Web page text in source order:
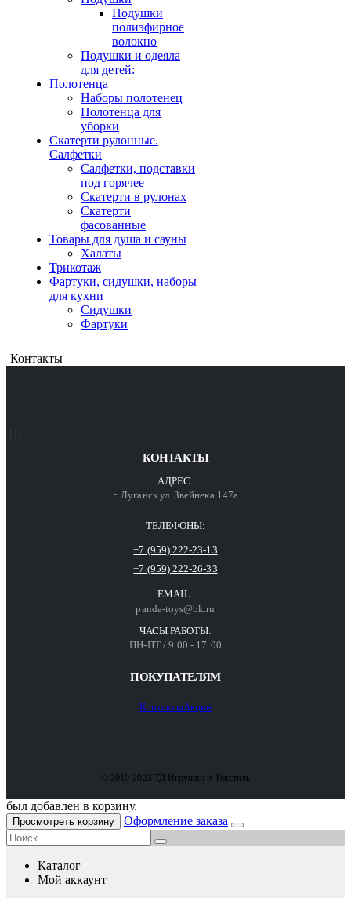
Подушки
полиэфирное
волокно
Подушки и одеяла
для детей:
Полотенца
Наборы полотенец
Полотенца для
уборки
Скатерти рулонные.
Салфетки
Салфетки, подставки
под горячее
Скатерти в рулонах
Скатерти
фасованные
Товары для душа и сауны
Халаты
Трикотаж
Фартуки, сидушки, наборы
для кухни
Сидушки
Фартуки
Контакты
КОНТАКТЫ
АДРЕС:
г. Луганск ул. Звейнека 147а
ТЕЛЕФОНЫ:
+7 (959) 222-23-13
+7 (959) 222-26-33
EMAIL:
panda-toys@bk.ru
ЧАСЫ РАБОТЫ:
ПН-ПТ / 9:00 - 17:00
ПОКУПАТЕЛЯМ
КонтактыАкции
© 2010-2023 ТД Игрушки и Текстиль
был добавлен в корзину.
Просмотреть корзину Оформление заказа
Каталог
Мой аккаунт